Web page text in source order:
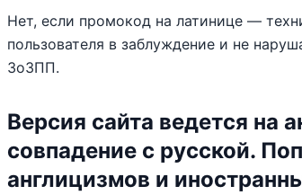
Нет, если промокод на латинице —
пользователя в заблуждение и не
ЗоЗПП.
Версия сайта ведется на
совпадение с русской.
англицизмов и